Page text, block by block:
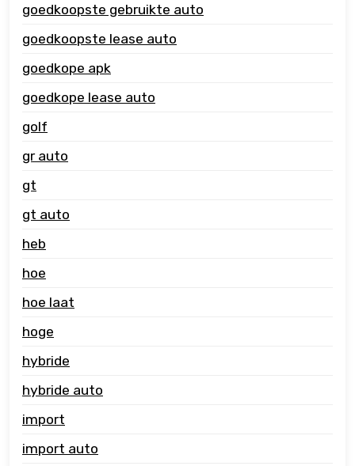
goedkoopste gebruikte auto
goedkoopste lease auto
goedkope apk
goedkope lease auto
golf
gr auto
gt
gt auto
heb
hoe
hoe laat
hoge
hybride
hybride auto
import
import auto